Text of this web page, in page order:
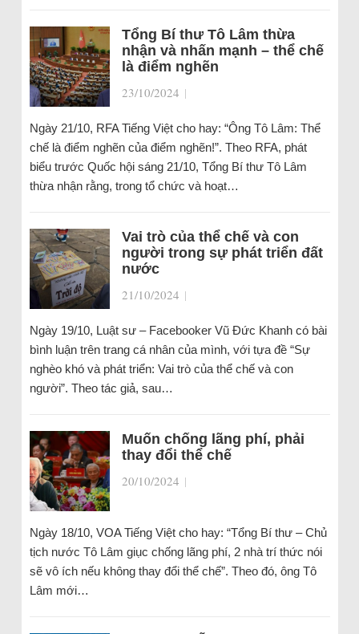
Tổng Bí thư Tô Lâm thừa
nhận và nhấn mạnh – thể chế
là điểm nghẽn
23/10/2024 |
Ngày 21/10, RFA Tiếng Việt cho hay: “Ông Tô Lâm: Thể
chế là điểm nghẽn của điểm nghẽn!”. Theo RFA, phát
biểu trước Quốc hội sáng 21/10, Tổng Bí thư Tô Lâm
thừa nhận rằng, trong tổ chức và hoạt…
Vai trò của thể chế và con
người trong sự phát triển đất
nước
21/10/2024 |
Ngày 19/10, Luật sư – Facebooker Vũ Đức Khanh có bài
bình luận trên trang cá nhân của mình, với tựa đề “Sự
nghèo khó và phát triển: Vai trò của thể chế và con
người”. Theo tác giả, sau…
Muốn chống lãng phí, phải
thay đổi thể chế
20/10/2024 |
Ngày 18/10, VOA Tiếng Việt cho hay: “Tổng Bí thư – Chủ
tịch nước Tô Lâm giục chống lãng phí, 2 nhà trí thức nói
sẽ vô ích nếu không thay đổi thể chế”. Theo đó, ông Tô
Lâm mới…